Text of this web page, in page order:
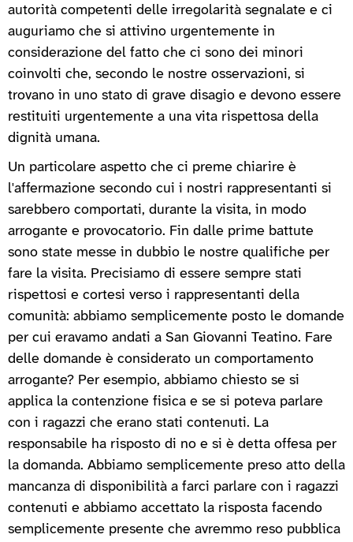
autorità competenti delle irregolarità segnalate e ci
auguriamo che si attivino urgentemente in
considerazione del fatto che ci sono dei minori
coinvolti che, secondo le nostre osservazioni, si
trovano in uno stato di grave disagio e devono essere
restituiti urgentemente a una vita rispettosa della
dignità umana.
Un particolare aspetto che ci preme chiarire è
l'affermazione secondo cui i nostri rappresentanti si
sarebbero comportati, durante la visita, in modo
arrogante e provocatorio. Fin dalle prime battute
sono state messe in dubbio le nostre qualifiche per
fare la visita. Precisiamo di essere sempre stati
rispettosi e cortesi verso i rappresentanti della
comunità: abbiamo semplicemente posto le domande
per cui eravamo andati a San Giovanni Teatino. Fare
delle domande è considerato un comportamento
arrogante? Per esempio, abbiamo chiesto se si
applica la contenzione fisica e se si poteva parlare
con i ragazzi che erano stati contenuti. La
responsabile ha risposto di no e si è detta offesa per
la domanda. Abbiamo semplicemente preso atto della
mancanza di disponibilità a farci parlare con i ragazzi
contenuti e abbiamo accettato la risposta facendo
semplicemente presente che avremmo reso pubblica